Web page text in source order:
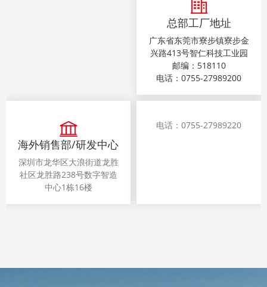
总部工厂地址
广东省东莞市寮步镇寮步金
兴路413号智仁科技工业园
邮编：518110
电话：0755-27989200
海外销售部/研发中心
深圳市龙华区大浪街道龙胜
社区龙胜路238号数字智造
中心1栋16楼
电话：0755-27989220